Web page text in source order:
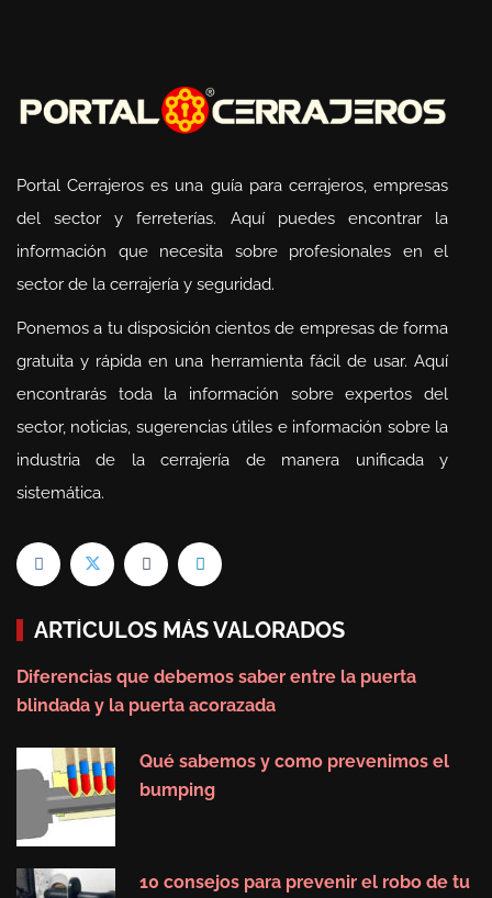
Portal Cerrajeros es una guía para cerrajeros, empresas
del sector y ferreterías. Aquí puedes encontrar la
información que necesita sobre profesionales en el
sector de la cerrajería y seguridad.
Ponemos a tu disposición cientos de empresas de forma
gratuita y rápida en una herramienta fácil de usar. Aquí
encontrarás toda la información sobre expertos del
sector, noticias, sugerencias útiles e información sobre la
industria de la cerrajería de manera unificada y
sistemática.
ARTÍCULOS MÁS VALORADOS
Diferencias que debemos saber entre la puerta
blindada y la puerta acorazada
Qué sabemos y como prevenimos el
bumping
10 consejos para prevenir el robo de tu